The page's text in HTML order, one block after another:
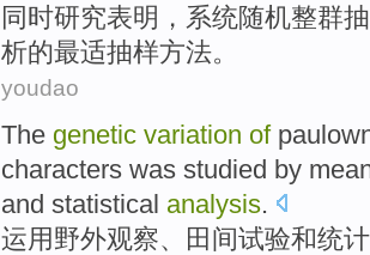
同时研究表明，系统随机整群
析的最适抽样方法。
youdao
The genetic variation of
characters was studied by
and statistical analysis.
运用 野外观察、 田间试验和统计